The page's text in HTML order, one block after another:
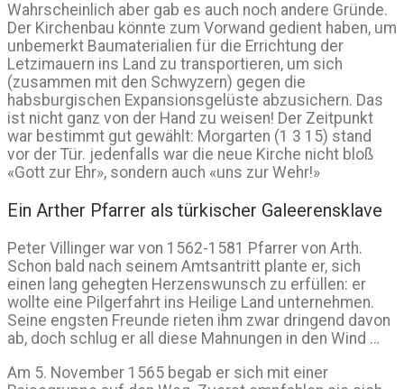
Wahrscheinlich aber gab es auch noch andere Gründe.
Der Kirchenbau könnte zum Vorwand gedient haben, um
unbemerkt Baumaterialien für die Errichtung der
Letzimauern ins Land zu transportieren, um sich
(zusammen mit den Schwyzern) gegen die
habsburgischen Expansionsgelüste abzusichern. Das
ist nicht ganz von der Hand zu weisen! Der Zeitpunkt
war bestimmt gut gewählt: Morgarten (1 3 15) stand
vor der Tür. jedenfalls war die neue Kirche nicht bloß
«Gott zur Ehr», sondern auch «uns zur Wehr!»
Ein Arther Pfarrer als türkischer Galeerensklave
Peter Villinger war von 1562-1581 Pfarrer von Arth.
Schon bald nach seinem Amtsantritt plante er, sich
einen lang gehegten Herzenswunsch zu erfüllen: er
wollte eine Pilgerfahrt ins Heilige Land unternehmen.
Seine engsten Freunde rieten ihm zwar dringend davon
ab, doch schlug er all diese Mahnungen in den Wind …
Am 5. November 1565 begab er sich mit einer